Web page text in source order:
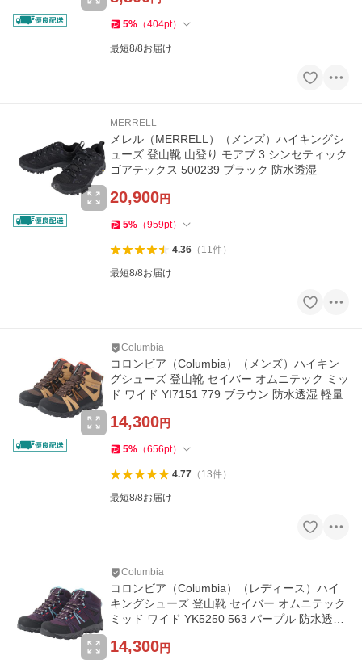
5% （404pt）
最短8/8お届け
MERRELL
メレル（MERRELL）（メンズ）ハイキングシ
ューズ 登山靴 山登り モアブ 3 シンセティック
ゴアテックス 500239 ブラック 防水透湿
20,900円
5% （959pt）
4.36（ 11件）
最短8/8お届け
Columbia
コロンビア（Columbia）（メンズ）ハイキン
グシューズ 登山靴 セイバー オムニテック ミッ
ド ワイド YI7151 779 ブラウン 防水透湿 軽量
14,300円
5% （656pt）
4.77（ 13件）
最短8/8お届け
Columbia
コロンビア（Columbia）（レディース）ハイ
キングシューズ 登山靴 セイバー オムニテック
ミッド ワイド YK5250 563 パープル 防水透湿
14,300円